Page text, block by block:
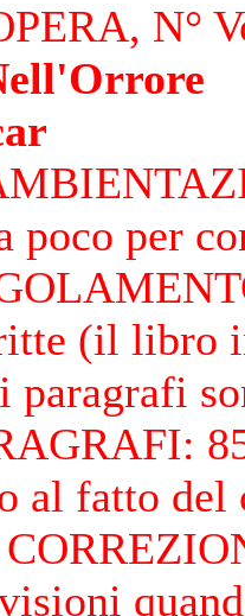
N°
poco per
(il libro
:
al fatto del